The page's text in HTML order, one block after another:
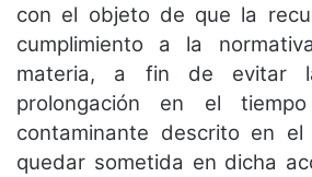
con el objeto de que la
cumplimiento a la
materia, a fin de evitar
prolongación en el
contaminante descrito en el
quedar sometida en dicha